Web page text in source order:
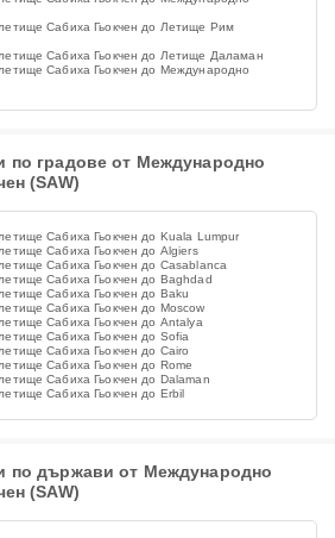
Сабиха Гьокчен до Летище Рим
Сабиха Гьокчен до Летище Даламан
Сабиха Гьокчен до Международно
по градове от Международно
(SAW)
Сабиха Гьокчен до Kuala Lumpur
Сабиха Гьокчен до Algiers
Сабиха Гьокчен до Casablanca
Сабиха Гьокчен до Baghdad
Сабиха Гьокчен до Baku
Сабиха Гьокчен до Moscow
Сабиха Гьокчен до Antalya
Сабиха Гьокчен до Sofia
Сабиха Гьокчен до Cairo
Сабиха Гьокчен до Rome
Сабиха Гьокчен до Dalaman
Сабиха Гьокчен до Erbil
по държави от Международно
(SAW)